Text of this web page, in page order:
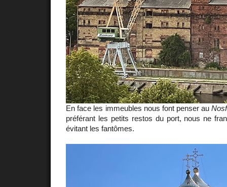
En face les immeubles nous font penser au
préférant les petits restos du port, nous ne
évitant les fantômes.